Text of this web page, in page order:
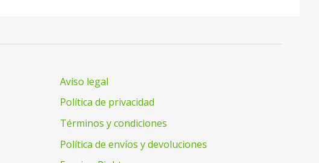
Aviso legal
Política de privacidad
Términos y condiciones
Política de envíos y devoluciones